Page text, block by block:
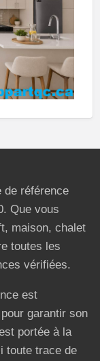
de référence
Que vous
maison, chalet
toutes les
vérifiées.
est
garantir son
portée à la
toute trace de